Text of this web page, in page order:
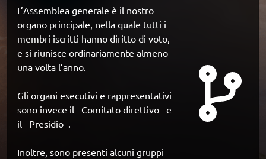
L’Assemblea generale è il nostro
organo principale, nella quale tutti i
membri iscritti hanno diritto di voto,
e si riunisce ordinariamente almeno
una volta l’anno.
Gli organi esecutivi e rappresentativi
sono invece il _Comitato direttivo_ e
il _Presidio_.
Inoltre, sono presenti alcuni gruppi